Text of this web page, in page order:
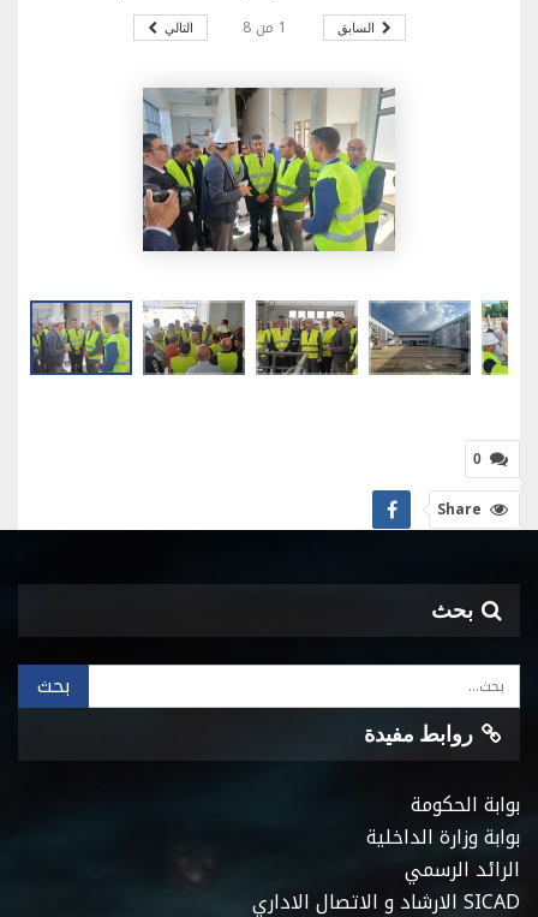
السابق 1 من 8 التالي
0
Share
بحث
روابط مفيدة
بوابة الحكومة
بوابة وزارة الداخلية
الرائد الرسمي
SICAD الارشاد و الاتصال الاداري